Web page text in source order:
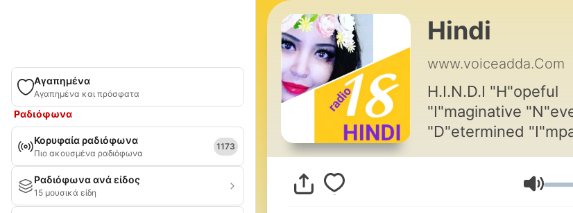
Αγαπημένα
Αγαπημένα και πρόσφατα
Ραδιόφωνα
Κορυφαία ραδιόφωνα
Πιο ακουσμένα ραδιόφωνα
1173
Ραδιόφωνα ανά είδος
15 μουσικά είδη
Hindi
www.voiceadda.Com
H.I.N.D.I "H"opeful
"I"maginative
"D"etermined